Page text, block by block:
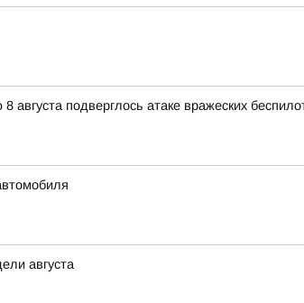
подверглось атаке вражеских
августа